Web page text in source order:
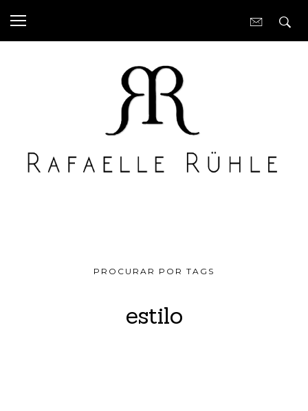
PROCURAR POR TAGS
estilo